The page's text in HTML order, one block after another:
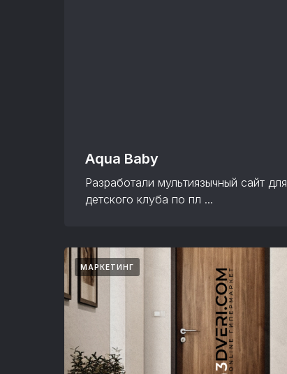
Aqua Baby
Разработали мультиязычный сайт для
детского клуба по пл ...
МАРКЕТИНГ